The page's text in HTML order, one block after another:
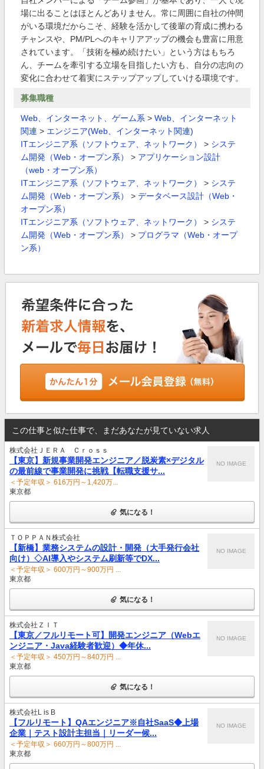
場に出ることはほとんどありません。常に周囲に自社の仲間
がいる環境だからこそ、経験を活かして後輩の育成に携わる
チャンスや、PM/PLへのキャリアアップの機会も豊富に用意
されています。「技術を極め続けたい」という方はもちろ
ん、チームを牽引する立場を目指したい方も、自分の志向の
変化に合わせて着実にステップアップしていける環境です。
募集職種
Web、インターネット、ゲーム系 > Web、インターネット
関連 > エンジニア(Web、インターネット関連)
ITエンジニア系（ソフトウェア、ネットワーク）
> システ
ム開発（Web・オープン系）
> アプリケーション設計
（web・オープン系）
ITエンジニア系（ソフトウェア、ネットワーク）
> システ
ム開発（Web・オープン系）
> データベース設計（Web・
オープン系）
ITエンジニア系（ソフトウェア、ネットワーク）
> システ
ム開発（Web・オープン系）
> プログラマ（Web・オープ
ン系）
この仕事と似た仕事で、まだあなたが見ていない求人
株式会社ＪＥＲＡ Ｃｒｏｓｓ
【東京】新規事業開発エンジニア／脱炭素×デジタル
の最前線で事業開発に挑戦【転職支援サ...
＜予定年収＞ 616万円～1,420万...
東京都
NO IMAGE
気になる！
ＴＯＰＰＡＮ株式会社
【新橋】業務システムの設計・開発（大手発行会社
向け）◇AI導入やシステム刷新等でDX...
＜予定年収＞ 600万円～900万円 ...
東京都
NO IMAGE
気になる！
株式会社ＺＩＴ
【東京／フルリモート可】開発エンジニア（Webエ
ンジニア・Java経験者歓迎）◆年休...
＜予定年収＞ 450万円～840万円 ...
東京都
NO IMAGE
気になる！
株式会社L is B
【フルリモート】QAエンジニア※自社SaaS◆上場
企業｜テスト設計主担当｜リーダー候...
＜予定年収＞ 660万円～800万円 ...
東京都
NO IMAGE